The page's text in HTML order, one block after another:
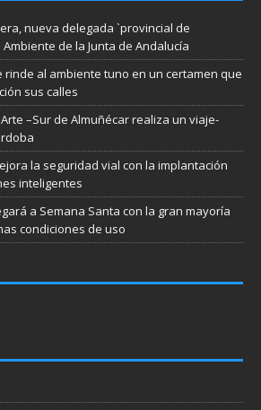
nueva delegada `provincial de
de la Junta de Andalucía
rinde al ambiente tuno en un certamen que
sus calles
–Sur de Almuñécar realiza un viaje-
la seguridad vial con la implantación
inteligentes
a Semana Santa con la gran mayoría
condiciones de uso